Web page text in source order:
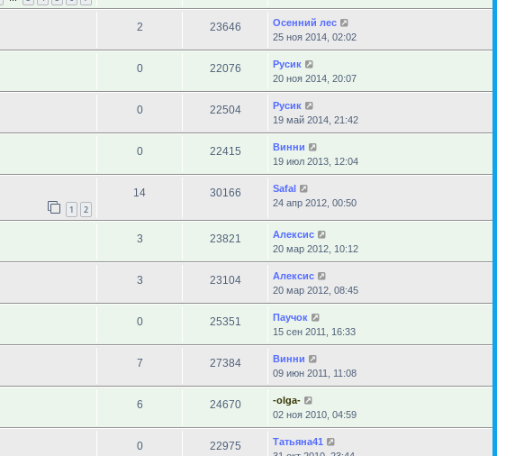
2 23646
Осенний лес
25 ноя 2014, 02:02
0 22076
Русик
20 ноя 2014, 20:07
0 22504
Русик
19 май 2014, 21:42
0 22415
Винни
19 июл 2013, 12:04
1 2
14 30166
Safal
24 апр 2012, 00:50
3 23821
Алексис
20 мар 2012, 10:12
3 23104
Алексис
20 мар 2012, 08:45
0 25351
Паучок
15 сен 2011, 16:33
7 27384
Винни
09 июн 2011, 11:08
6 24670
-olga-
02 ноя 2010, 04:59
0 22975
Татьяна41